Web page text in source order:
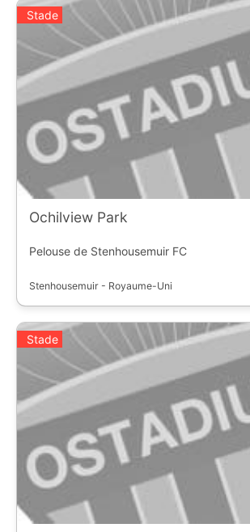
Stade
Ochilview Park
Pelouse de Stenhousemuir FC
Stenhousemuir - Royaume-Uni
Stade